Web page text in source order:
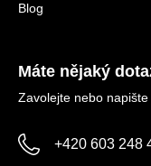
Blog
Máte nějaký
Zavolejte nebo napište
+420 603 248